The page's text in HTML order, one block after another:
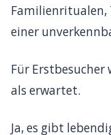
Familienritualen,
einer
Für
als erwartet.
Ja, es gibt